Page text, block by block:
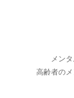
メン
高齢者の